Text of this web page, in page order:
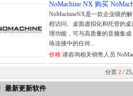
NoMachine NX 购买
NoMachineNX是一款企业级的
程访问、桌面虚拟化和托管的
理功能，可与高质量的音频集
络连接中的任何...
价格:请咨询相关销售人员
分页 2/
最新更新软件